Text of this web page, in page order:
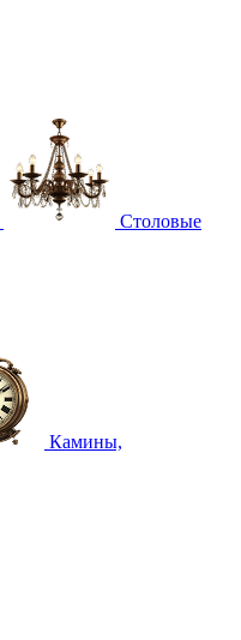
Столовые
Камины,